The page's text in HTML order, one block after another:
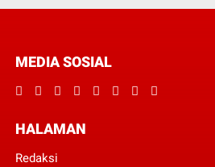
MEDIA SOSIAL
HALAMAN
Redaksi